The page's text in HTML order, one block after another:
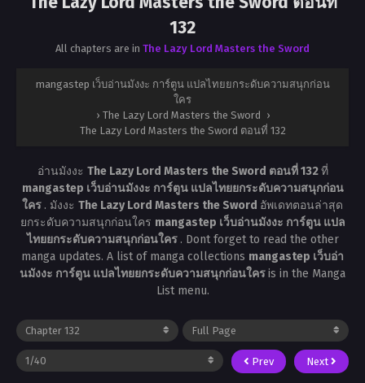
132
All chapters are in The Lazy Lord Masters the Sword
mangastep เว็บอ่านมังงะ การ์ตูน แปลไทยยกระดับความสนุกก่อน
ใคร
› The Lazy Lord Masters the Sword ›
The Lazy Lord Masters the Sword ตอนที่ 132
อ่านมังงะ The Lazy Lord Masters the Sword ตอนที่ 132ที่
mangastep เว็บอ่านมังงะ การ์ตูน แปลไทยยกระดับความสนุกก่อน
ใคร . มังงะ The Lazy Lord Masters the Sword อัพเดทตอนล่าสุด
ยกระดับความสนุกก่อนใคร mangastep เว็บอ่านมังงะ การ์ตูน แปล
ไทยยกระดับความสนุกก่อนใคร . Dont forget to read the other
manga updates. A list of manga collections mangastep เว็บอ่า
นมังงะ การ์ตูน แปลไทยยกระดับความสนุกก่อนใครis in the Manga
List menu.
Prev Next